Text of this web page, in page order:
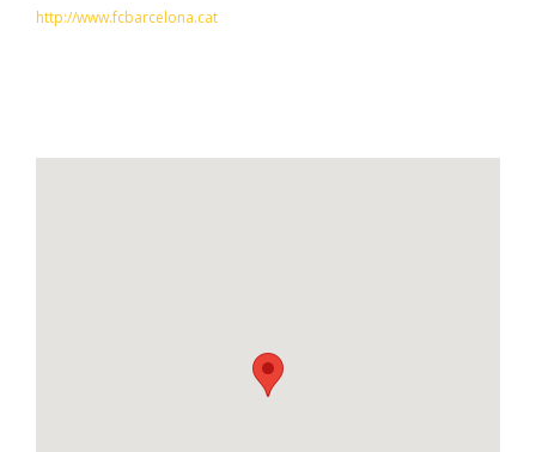
http://www.fcbarcelona.cat